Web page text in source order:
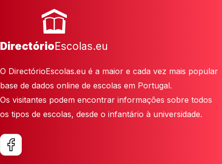
DirectórioEscolas.eu
O DirectórioEscolas.eu é a maior e cada vez mais popular
base de dados online de escolas em Portugal.
Os visitantes podem encontrar informações sobre todos
os tipos de escolas, desde o infantário à universidade.